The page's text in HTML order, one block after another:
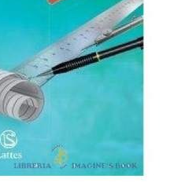
ACQUISTA